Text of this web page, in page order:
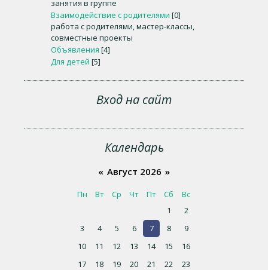
занятия в группе
Взаимодействие с родителями [0]
работа с родителями, мастер-классы,
совместные проекты
Объявления [4]
Для детей [5]
Вход на сайт
Календарь
« Август 2026 »
Пн Вт Ср Чт Пт Сб
Вс
1
2
3
4 5 6 7 8
9
10
11 12 13 14 15
16
17
18 19 20 21 22
23